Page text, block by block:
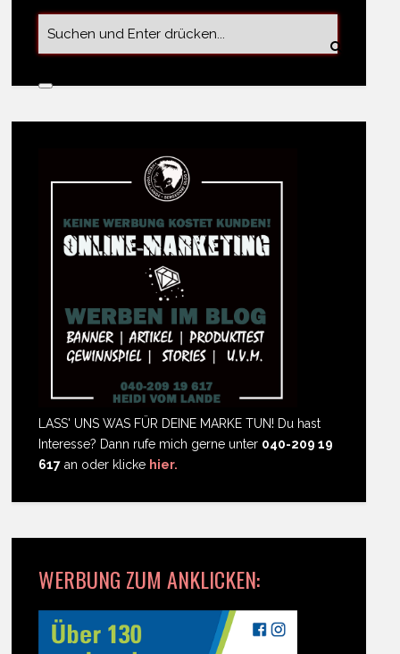
LASS' UNS WAS FÜR DEINE MARKE TUN! Du hast
Interesse? Dann rufe mich gerne unter 040-209 19
617 an oder klicke hier.
WERBUNG ZUM ANKLICKEN: